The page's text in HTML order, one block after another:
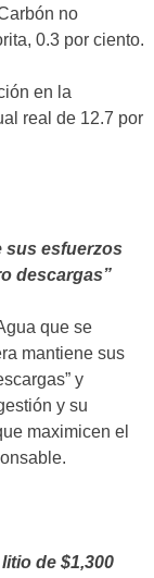
no
0.3 por ciento.
en la
real de 12.7 por
sus esfuerzos
descargas”
que se
mantiene sus
y
y su
maximicen el
de $1,300